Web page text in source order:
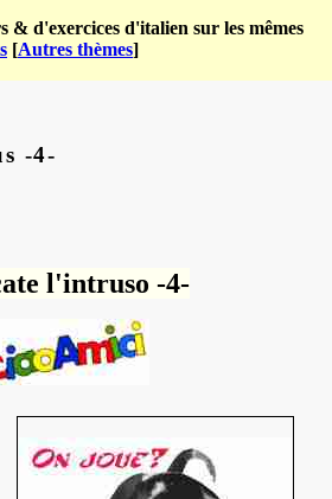
& d'exercices d'italien sur les mêmes
[Autres thèmes]
-4-
l'intruso -4-